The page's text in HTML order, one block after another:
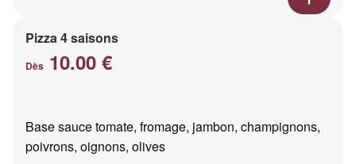
Pizza 4 saisons
Dès 10.00 €
Base sauce tomate, fromage, jambon, champignons,
poivrons, oignons, olives